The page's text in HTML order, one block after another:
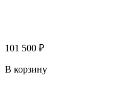
101 500 ₽
В корзину